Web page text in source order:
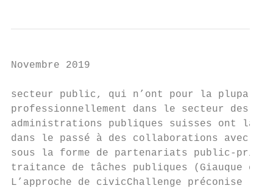
Novembre 2019
secteur public, qui n’ont pour la plupart
professionnellement dans le secteur des
administrations publiques suisses ont
dans le passé à des collaborations avec
sous la forme de partenariats public-privé
traitance de tâches publiques (Giauque et
L’approche de civicChallenge préconise la